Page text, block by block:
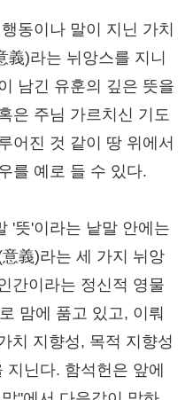
동이나 말이 지닌 가치
義)라는 뉘앙스를 지니
남긴 유훈의 깊은 뜻을
은 주님 가르치신 기도
어진 것 같이 땅 위에서
를 예로 들 수 있다.
'뜻'이라는 낱말 안에는
義)라는 세 가지 뉘앙
간이라는 정신적 영물
맘에 품고 있고, 이뤄
치 지향성, 목적 지향성
닌다. 함석헌은 앞에